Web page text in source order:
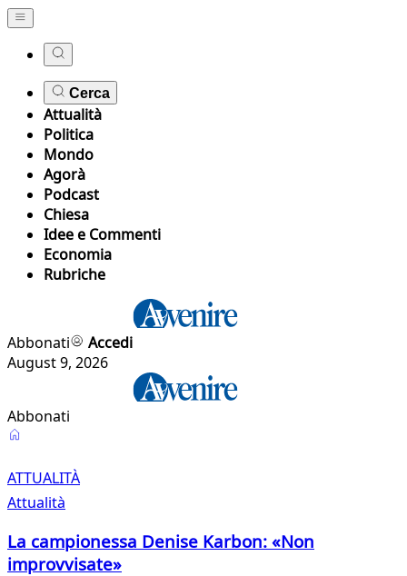
Cerca
Attualità
Politica
Mondo
Agorà
Podcast
Chiesa
Idee e Commenti
Economia
Rubriche
Abbonati
Accedi
August 9, 2026
Abbonati
Attualità
ATTUALITÀ
Attualità
La campionessa Denise Karbon: «Non
improvvisate»